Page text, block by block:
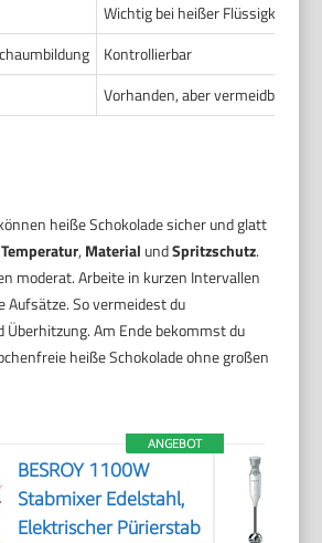
Wichtig bei heißer Flüssigkeit
Kontrollierbar
Vorhanden, aber vermeidbar
heiße Schokolade sicher und glatt
Temperatur, Material undSpritzschutz.
moderat. Arbeite in kurzen Intervallen
Aufsätze. So vermeidest du
Überhitzung. Am Ende bekommst du
heiße Schokolade ohne großen
ANGEBOT
BESROY 1100W
Stabmixer Edelstahl,
Elektrischer Pürierstab